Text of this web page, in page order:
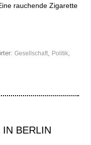
rauchende Zigarette
Gesellschaft Politik
IN BERLIN